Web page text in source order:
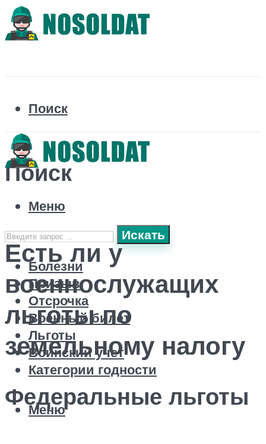
Поиск
Поиск
Искать
Болезни
Призыв
Отсрочка
Военный билет
Льготы
Воинский учет
Категории годности
Меню
Меню
Есть ли у
военнослужащих
льготы по
земельному налогу
Федеральные льготы